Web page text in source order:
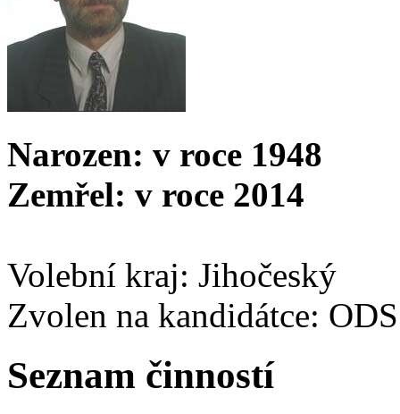
Narozen: v roce 1948
Zemřel: v roce 2014
Volební kraj: Jihočeský
Zvolen na kandidátce: ODS
Seznam činností